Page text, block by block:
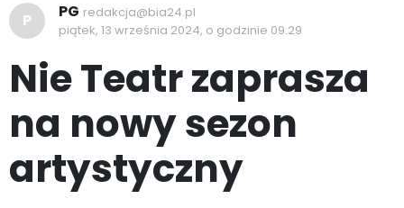
P PG redakcja@bia24.pl
piątek, 13 września 2024, o godzinie 09:29
Nie Teatr zaprasza
na nowy sezon
artystyczny